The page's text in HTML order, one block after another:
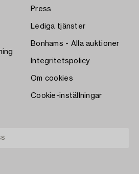
Press
Lediga tjänster
Bonhams - Alla auktioner
Integritetspolicy
Om cookies
Cookie-inställningar